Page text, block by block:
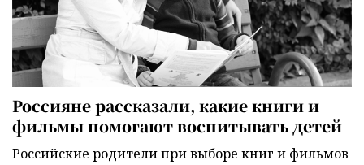
Россияне рассказали, какие книги и
фильмы помогают воспитывать детей
Российские родители при выборе книг и фильмов